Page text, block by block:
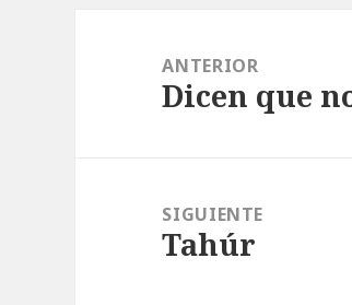
entradas
ANTERIOR
Entrada
Dicen que
SIGUIENTE
Entrada
Tahúr